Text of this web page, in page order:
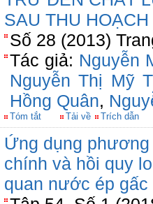
SAU THU HOẠCH
Số 28 (2013)
Tác giả: Nguyễn
Nguyễn Thị Mỹ
Hồng Quân,
Tóm tắt Tải về Trích dẫn
Ứng dụng
chính và hồi quy
quan nước ép gấc